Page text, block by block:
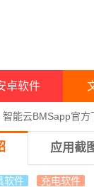
卓软件
能云BMSapp官方
应用截
软件 充电软件